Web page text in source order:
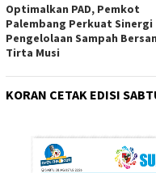
Optimalkan PAD, Pemkot
Palembang Perkuat Sinergi
Pengelolaan Sampah
Tirta Musi
KORAN CETAK EDISI